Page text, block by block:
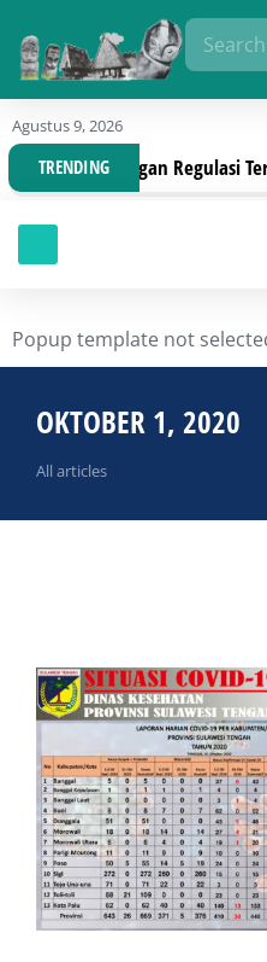
Agustus 9, 2026
TRENDINGDengan Regulasi
Popup template not
OKTOBER 1, 2020
All articles